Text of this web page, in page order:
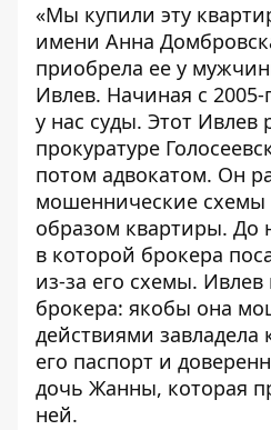
«Мы купили эту
имени Анна
приобрела ее у
Ивлев. Начиная с
у нас суды. Этот Ивлев
прокуратуре
потом адвокатом. Он
мошеннические схемы
образом квартиры. До
в которой брокера
из-за его схемы. Ивлев
брокера: якобы она
действиями завладела
его паспорт и
дочь Жанны, которая
ней.